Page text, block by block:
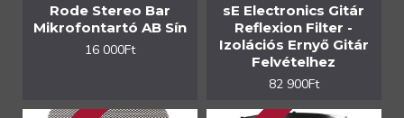
Rode Stereo Bar
Mikrofontartó AB Sín
16 000Ft
sE Electronics Gitár
Reflexion Filter -
Izolációs Ernyő Gitár
Felvételhez
82 900Ft